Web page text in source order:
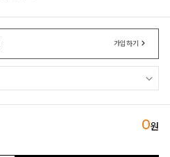
가입하기
0원